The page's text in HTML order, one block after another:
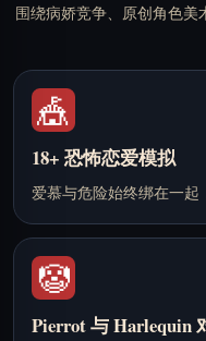
围绕病娇竞争、原创角色
🎪
18+ 恐怖恋爱模拟
爱慕与危险始终绑在一起
🤡
Pierrot 与 Harlequin